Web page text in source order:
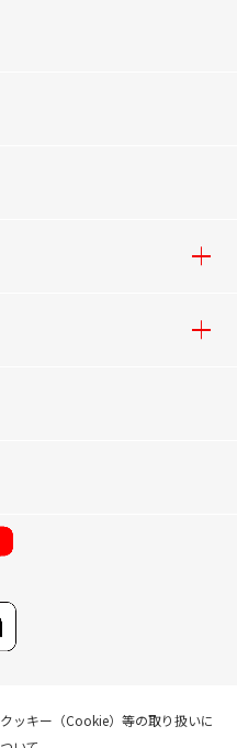
クッキー（Cookie）等の取り扱いに